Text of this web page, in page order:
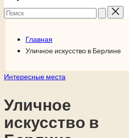
Поиск
для:
Главная
Уличное искусство в Берлине
Опубликовано
Интересные места
Уличное
искусство в